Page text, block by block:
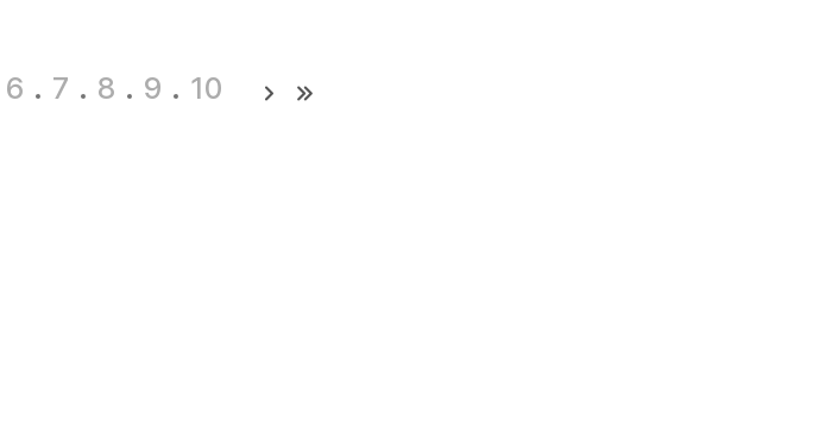
6 7 8 9 10